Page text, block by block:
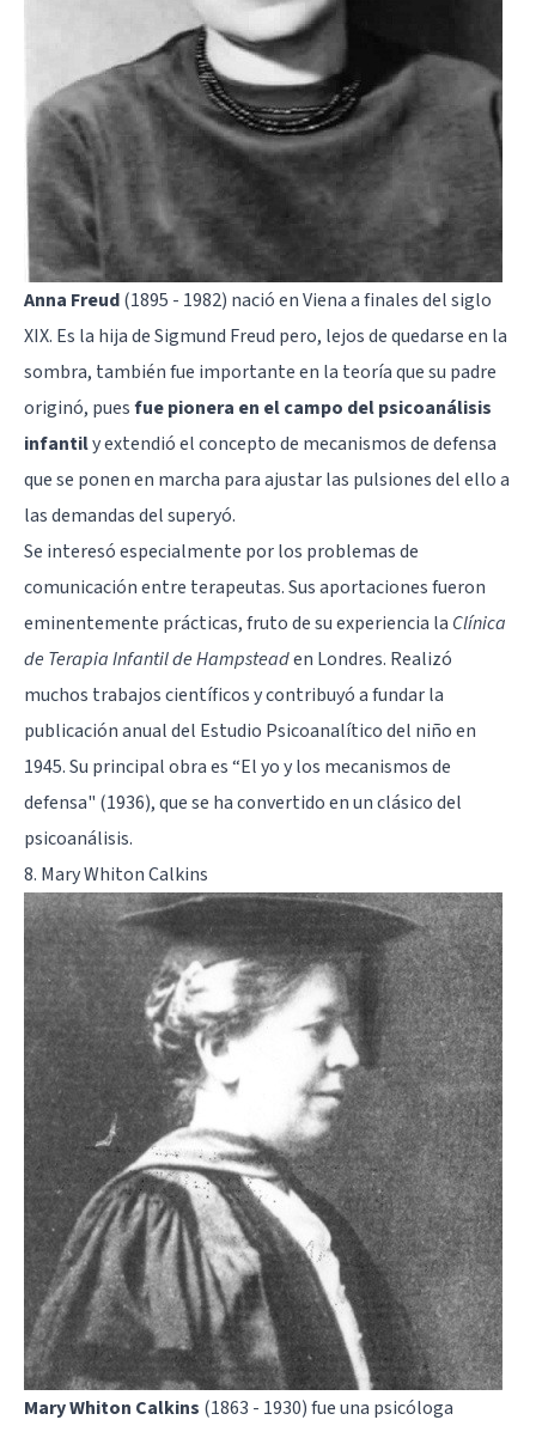
Anna Freud(1895 - 1982) nació en Viena a finales del siglo
XIX. Es la hija de Sigmund Freud pero, lejos de quedarse en la
sombra, también fue importante en la teoría que su padre
originó, puesfue pionera en el campo del psicoanálisis
infantily extendió el concepto de mecanismos de defensa
que se ponen en marcha para ajustar las pulsiones del ello a
las demandas del superyó.
Se interesó especialmente por los problemas de
comunicación entre terapeutas. Sus aportaciones fueron
eminentemente prácticas, fruto de su experiencia la Clínica
de Terapia Infantil de Hampsteaden Londres. Realizó
muchos trabajos científicos y contribuyó a fundar la
publicación anual del Estudio Psicoanalítico del niño en
1945. Su principal obra es “El yo y los mecanismos de
defensa" (1936), que se ha convertido en un clásico del
psicoanálisis.
8. Mary Whiton Calkins
Mary Whiton Calkins (1863 - 1930) fue una psicóloga